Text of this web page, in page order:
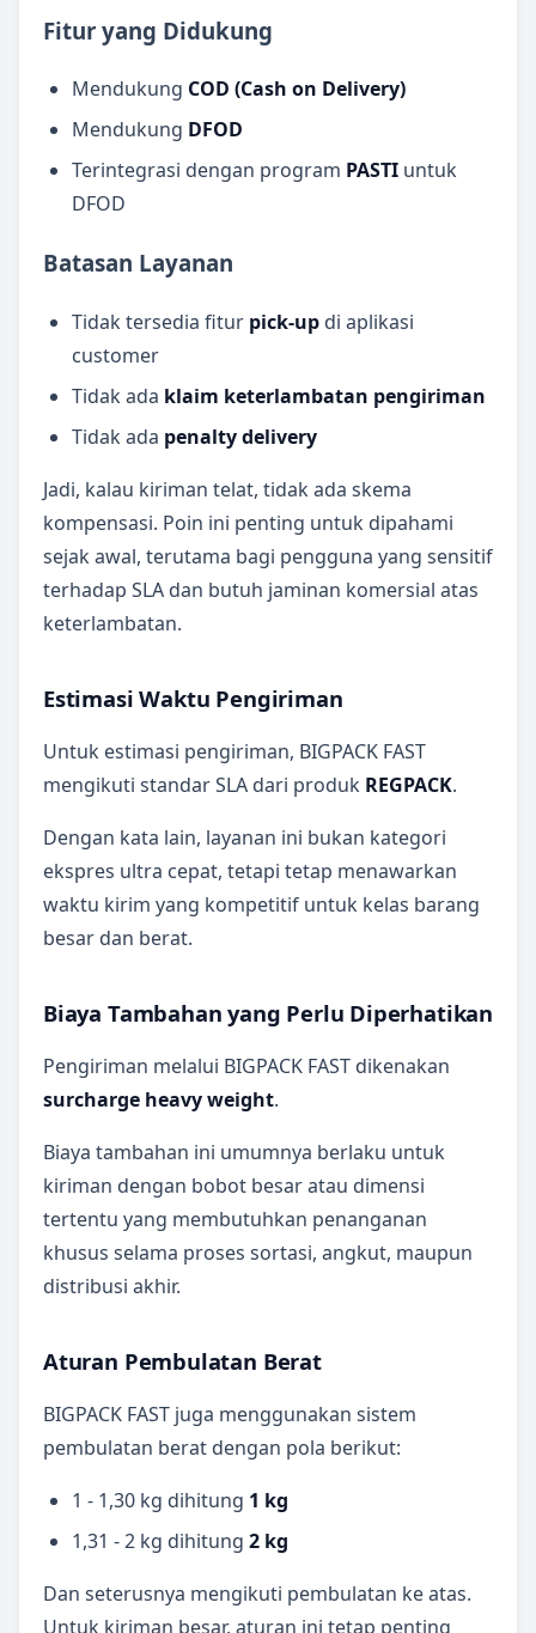
Fitur yang Didukung
Mendukung COD (Cash on Delivery)
Mendukung DFOD
Terintegrasi dengan program PASTI untuk
DFOD
Batasan Layanan
Tidak tersedia fitur pick-up di aplikasi
customer
Tidak ada klaim keterlambatan pengiriman
Tidak ada penalty delivery
Jadi, kalau kiriman telat, tidak ada skema
kompensasi. Poin ini penting untuk dipahami
sejak awal, terutama bagi pengguna yang sensitif
terhadap SLA dan butuh jaminan komersial atas
keterlambatan.
Estimasi Waktu Pengiriman
Untuk estimasi pengiriman, BIGPACK FAST
mengikuti standar SLA dari produk REGPACK.
Dengan kata lain, layanan ini bukan kategori
ekspres ultra cepat, tetapi tetap menawarkan
waktu kirim yang kompetitif untuk kelas barang
besar dan berat.
Biaya Tambahan yang Perlu Diperhatikan
Pengiriman melalui BIGPACK FAST dikenakan
surcharge heavy weight.
Biaya tambahan ini umumnya berlaku untuk
kiriman dengan bobot besar atau dimensi
tertentu yang membutuhkan penanganan
khusus selama proses sortasi, angkut, maupun
distribusi akhir.
Aturan Pembulatan Berat
BIGPACK FAST juga menggunakan sistem
pembulatan berat dengan pola berikut:
1 - 1,30 kg dihitung 1 kg
1,31 - 2 kg dihitung 2 kg
Dan seterusnya mengikuti pembulatan ke atas.
Untuk kiriman besar, aturan ini tetap penting